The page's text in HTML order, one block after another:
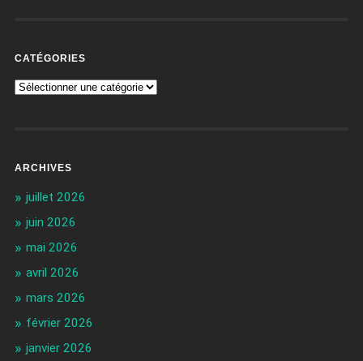
CATÉGORIES
ARCHIVES
juillet 2026
juin 2026
mai 2026
avril 2026
mars 2026
février 2026
janvier 2026